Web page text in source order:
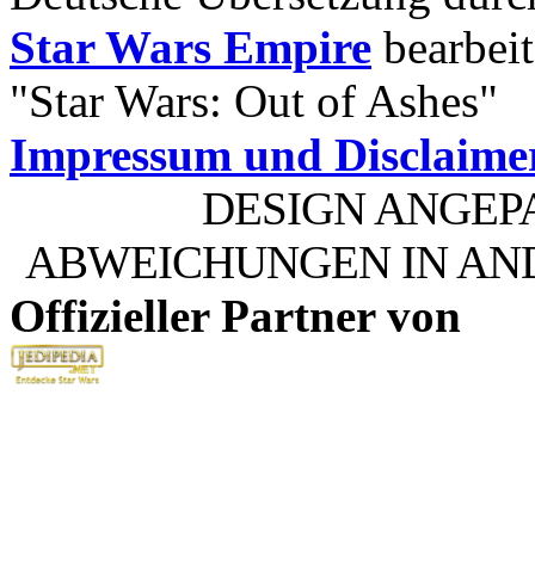
Star Wars Empire
"Star Wars: Out of Ashes"
Impressum und
DESIGN
ABWEICHUNGEN IN
Offizieller Partner von